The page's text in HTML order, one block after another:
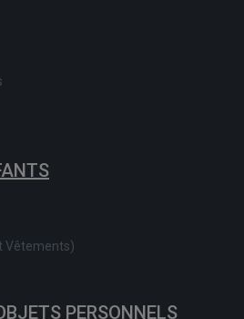
Vêtements)
PERSONNELS